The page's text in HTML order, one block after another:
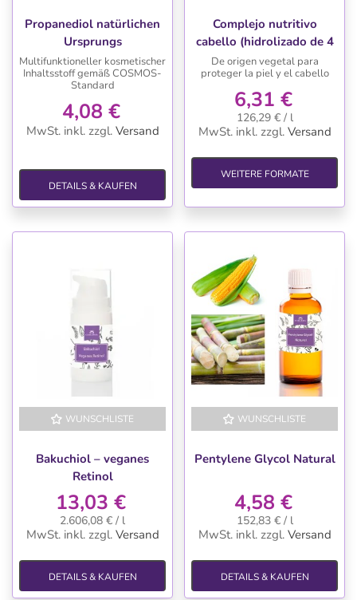
Propanediol natürlichen
Ursprungs
Multifunktioneller kosmetischer
Inhaltsstoff gemäß COSMOS-
Standard
4,08 €
MwSt. inkl. zzgl. Versand
DETAILS & KAUFEN
Complejo nutritivo
cabello (hidrolizado de 4
proteinas vegetales)
De origen vegetal para
proteger la piel y el cabello
6,31 €
126,29 € / l
MwSt. inkl. zzgl. Versand
WEITERE FORMATE
WUNSCHLISTE
Bakuchiol – veganes
Retinol
13,03 €
2.606,08 € / l
MwSt. inkl. zzgl. Versand
DETAILS & KAUFEN
WUNSCHLISTE
Pentylene Glycol Natural
4,58 €
152,83 € / l
MwSt. inkl. zzgl. Versand
DETAILS & KAUFEN